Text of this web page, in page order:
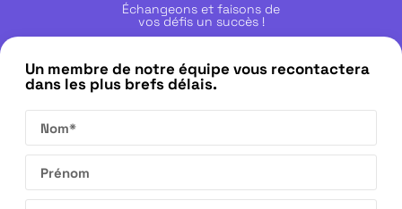
Échangeons et faisons de
vos défis un succès !
Un membre de notre équipe vous recontactera
dans les plus brefs délais.